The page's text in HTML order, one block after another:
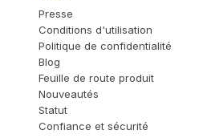
Presse
Conditions d'utilisation
Politique de confidentialité
Blog
Feuille de route produit
Nouveautés
Statut
Confiance et sécurité